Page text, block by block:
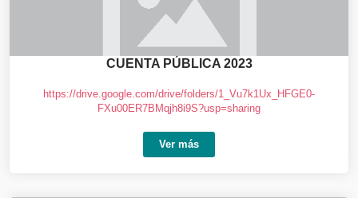
CUENTA PÚBLICA 2023
https://drive.google.com/drive/folders/1_Vu7k1Ux_HFGE0-
FXu00ER7BMqjh8i9S?usp=sharing
Ver más